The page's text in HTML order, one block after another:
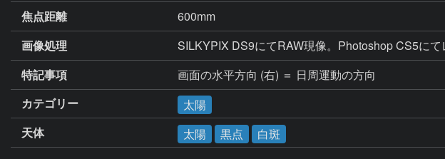
焦点距離
600mm
画像処理
SILKYPIX DS9にてRAW現像。Photoshop CS5に
特記事項
画面の水平方向 (右) ＝ 日周運動の方向
カテゴリー
太陽
天体
太陽 黒点 白斑